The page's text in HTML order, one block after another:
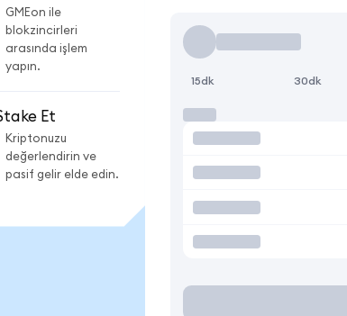
GMEon ile
blokzincirleri
arasında işlem
yapın.
Et
Kriptonuzu
değerlendirin ve
pasif gelir elde edin.
15dk 30dk